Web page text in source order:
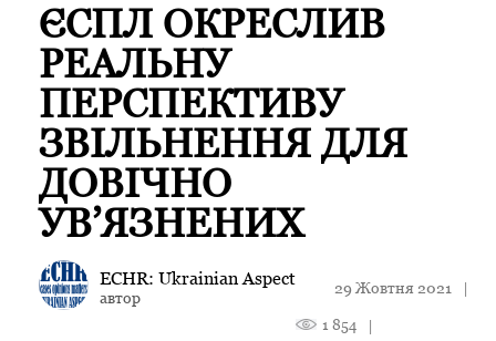
ЄСПЛ ОКРЕСЛИВ
РЕАЛЬНУ
ПЕРСПЕКТИВУ
ЗВІЛЬНЕННЯ ДЛЯ
ДОВІЧНО
УВ’ЯЗНЕНИХ
ECHR: Ukrainian Aspect
автор
29 Жовтня 2021 |
1 854
|